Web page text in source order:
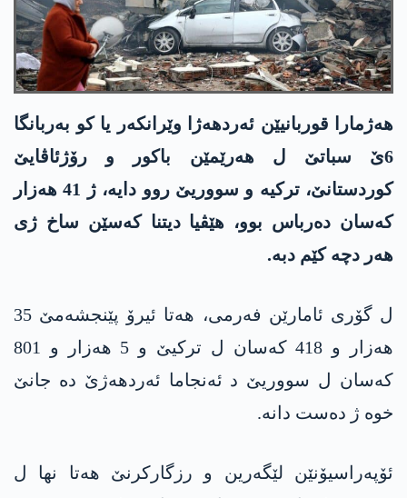
هەژمارا قوربانیێن ئەردهەژا وێرانکەر یا کو بەربانگا
6ێ سباتێ ل هەرێمێن باکور و رۆژئاڤایێ
کوردستانێ، ترکیە و سووریێ روو دایە، ژ 41 هەزار
کەسان دەرباس بوو، هێڤیا دیتنا کەسێن ساخ ژی
هەر دچە کێم دبە.
ل گۆری ئامارێن فەرمی، هەتا ئیرۆ پێنجشەمێ 35
هەزار و 418 کەسان ل ترکیێ و 5 هەزار و 801
کەسان ل سووریێ د ئەنجاما ئەردهەژێ دە جانێ
خوە ژ دەست دانە.
ئۆپەراسیۆنێن لێگەرین و رزگارکرنێ هەتا نها ل